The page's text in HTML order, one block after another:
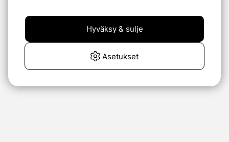
Asetukset
Hyväksy & sulje